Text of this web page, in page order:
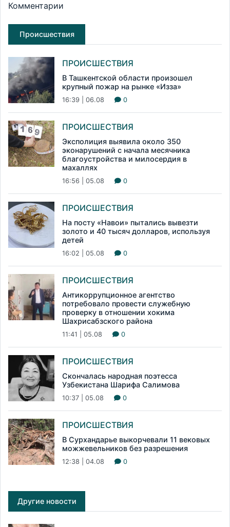
Комментарии
Происшествия
ПРОИСШЕСТВИЯ
В Ташкентской области произошел
крупный пожар на рынке «Изза»
16:39 | 06.08 0
ПРОИСШЕСТВИЯ
Эксполиция выявила около 350
эконарушений с начала месячника
благоустройства и милосердия в
махаллях
16:56 | 05.08 0
ПРОИСШЕСТВИЯ
На посту «Навои» пытались вывезти
золото и 40 тысяч долларов, используя
детей
16:02 | 05.08 0
ПРОИСШЕСТВИЯ
Антикоррупционное агентство
потребовало провести служебную
проверку в отношении хокима
Шахрисабзского района
11:41 | 05.08 0
ПРОИСШЕСТВИЯ
Скончалась народная поэтесса
Узбекистана Шарифа Салимова
10:37 | 05.08 0
ПРОИСШЕСТВИЯ
В Сурхандарье выкорчевали 11 вековых
можжевельников без разрешения
12:38 | 04.08 0
Другие новости